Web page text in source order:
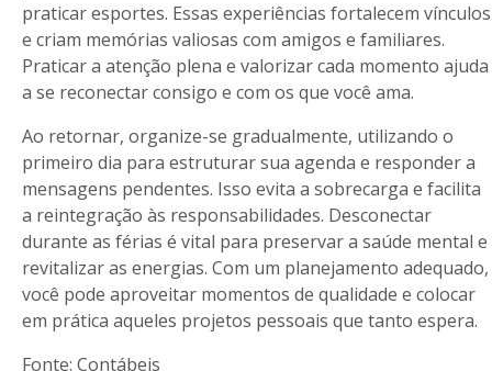
praticar esportes. Essas experiências fortalecem vínculos
e criam memórias valiosas com amigos e familiares.
Praticar a atenção plena e valorizar cada momento ajuda
a se reconectar consigo e com os que você ama.
Ao retornar, organize-se gradualmente, utilizando o
primeiro dia para estruturar sua agenda e responder a
mensagens pendentes. Isso evita a sobrecarga e facilita
a reintegração às responsabilidades. Desconectar
durante as férias é vital para preservar a saúde mental e
revitalizar as energias. Com um planejamento adequado,
você pode aproveitar momentos de qualidade e colocar
em prática aqueles projetos pessoais que tanto espera.
Fonte: Contábeis